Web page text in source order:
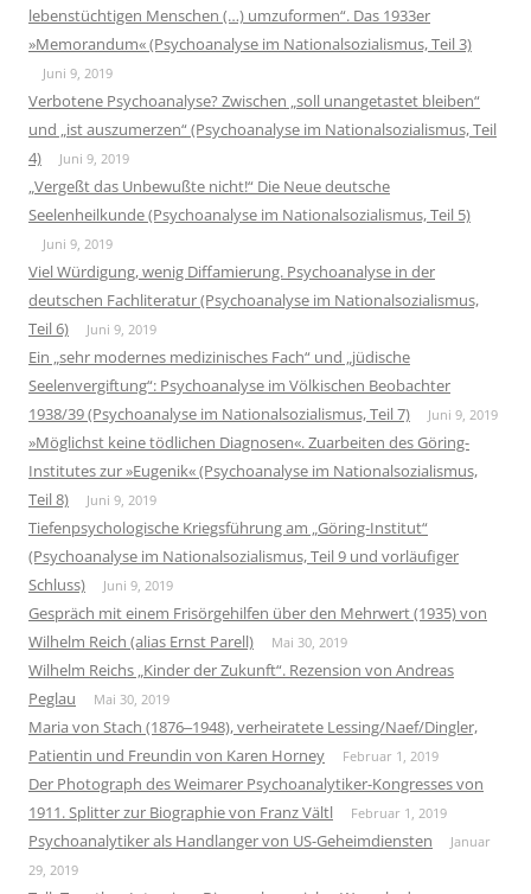
lebenstüchtigen Menschen (…) umzuformen“. Das 1933er
»Memorandum« (Psychoanalyse im Nationalsozialismus, Teil 3)
Juni 9, 2019
Verbotene Psychoanalyse? Zwischen „soll unangetastet bleiben“
und „ist auszumerzen“ (Psychoanalyse im Nationalsozialismus, Teil
4)
Juni 9, 2019
„Vergeßt das Unbewußte nicht!“ Die Neue deutsche
Seelenheilkunde (Psychoanalyse im Nationalsozialismus, Teil 5)
Juni 9, 2019
Viel Würdigung, wenig Diffamierung. Psychoanalyse in der
deutschen Fachliteratur (Psychoanalyse im Nationalsozialismus,
Teil 6)
Juni 9, 2019
Ein „sehr modernes medizinisches Fach“ und „jüdische
Seelenvergiftung“: Psychoanalyse im Völkischen Beobachter
1938/39 (Psychoanalyse im Nationalsozialismus, Teil 7)
Juni 9, 2019
»Möglichst keine tödlichen Diagnosen«. Zuarbeiten des Göring-
Institutes zur »Eugenik« (Psychoanalyse im Nationalsozialismus,
Teil 8)
Juni 9, 2019
Tiefenpsychologische Kriegsführung am „Göring-Institut“
(Psychoanalyse im Nationalsozialismus, Teil 9 und vorläufiger
Schluss)
Juni 9, 2019
Gespräch mit einem Frisörgehilfen über den Mehrwert (1935) von
Wilhelm Reich (alias Ernst Parell)
Mai 30, 2019
Wilhelm Reichs „Kinder der Zukunft“. Rezension von Andreas
Peglau
Mai 30, 2019
Maria von Stach (1876‒1948), verheiratete Lessing/Naef/Dingler,
Patientin und Freundin von Karen Horney
Februar 1, 2019
Der Photograph des Weimarer Psychoanalytiker-Kongresses von
1911. Splitter zur Biographie von Franz Vältl
Februar 1, 2019
Psychoanalytiker als Handlanger von US-Geheimdiensten
Januar
29, 2019